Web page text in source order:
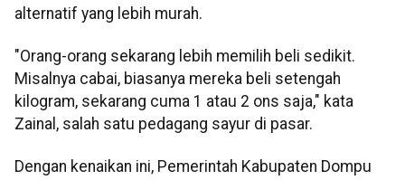
alternatif yang lebih murah.
"Orang-orang sekarang lebih memilih beli sedikit.
Misalnya cabai, biasanya mereka beli setengah
kilogram, sekarang cuma 1 atau 2 ons saja," kata
Zainal, salah satu pedagang sayur di pasar.
Dengan kenaikan ini, Pemerintah Kabupaten Dompu